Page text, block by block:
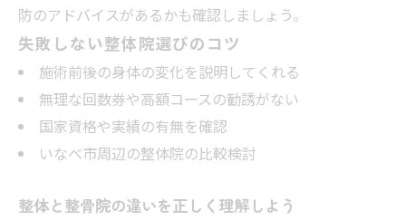
防のアドバイスがあるかも確認しましょう。
失敗しない整体院選びのコツ
施術前後の身体の変化を説明してくれる
無理な回数券や高額コースの勧誘がない
国家資格や実績の有無を確認
いなべ市周辺の整体院の比較検討
整体と整骨院の違いを正しく理解しよう